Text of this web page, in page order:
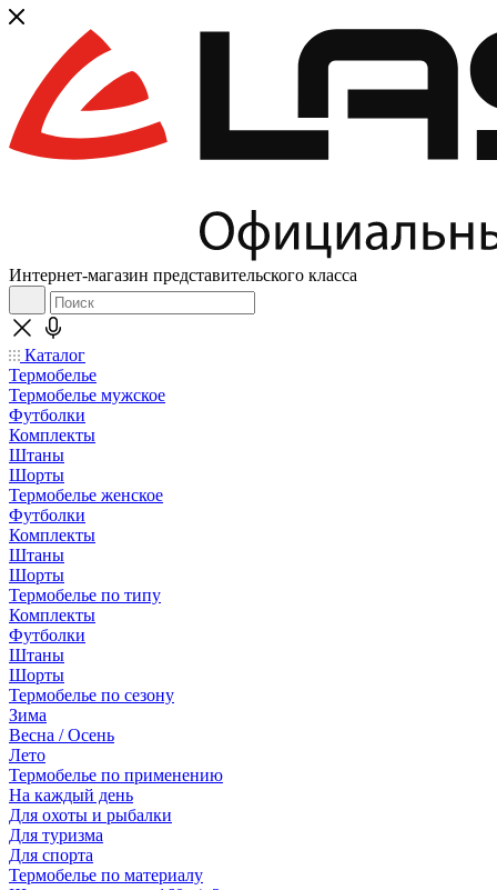
Интернет-магазин представительского класса
Каталог
Термобелье
Термобелье мужское
Футболки
Комплекты
Штаны
Шорты
Термобелье женское
Футболки
Комплекты
Штаны
Шорты
Термобелье по типу
Комплекты
Футболки
Штаны
Шорты
Термобелье по сезону
Зима
Весна / Осень
Лето
Термобелье по применению
На каждый день
Для охоты и рыбалки
Для туризма
Для спорта
Термобелье по материалу